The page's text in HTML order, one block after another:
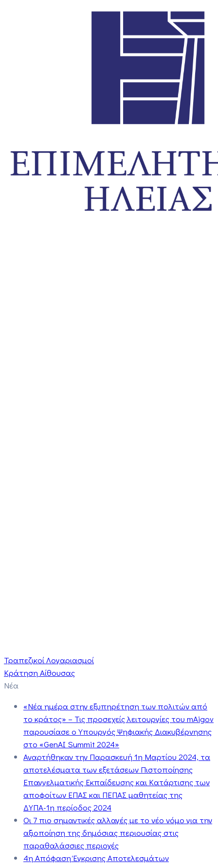
Τραπεζικοί Λογαριασμοί
Κράτηση Αίθουσας
Νέα
«Νέα ημέρα στην εξυπηρέτηση των πολιτών από
το κράτος» – Τις προσεχείς λειτουργίες του mAigov
παρουσίασε ο Υπουργός Ψηφιακής Διακυβέρνησης
στο «GenAI Summit 2024»
Αναρτήθηκαν την Παρασκευή 1η Μαρτίου 2024, τα
αποτελέσματα των εξετάσεων Πιστοποίησης
Επαγγελματικής Εκπαίδευσης και Κατάρτισης των
αποφοίτων ΕΠΑΣ και ΠΕΠΑΣ μαθητείας της
ΔΥΠΑ-1η περίοδος 2024
Οι 7 πιο σημαντικές αλλαγές με το νέο νόμο για την
αξιοποίηση της δημόσιας περιουσίας στις
παραθαλάσσιες περιοχές
4η Απόφαση Έγκρισης Αποτελεσμάτων